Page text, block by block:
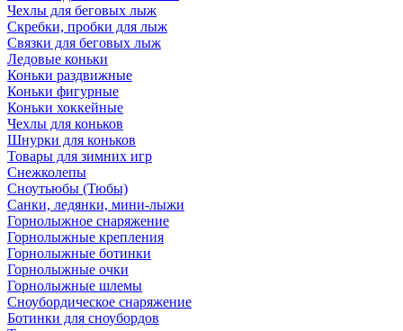
Чехлы для беговых лыж
Скребки, пробки для лыж
Связки для беговых лыж
Ледовые коньки
Коньки раздвижные
Коньки фигурные
Коньки хоккейные
Чехлы для коньков
Шнурки для коньков
Товары для зимних игр
Снежколепы
Сноутьюбы (Тюбы)
Санки, ледянки, мини-лыжи
Горнолыжное снаряжение
Горнолыжные крепления
Горнолыжные ботинки
Горнолыжные очки
Горнолыжные шлемы
Сноубордическое снаряжение
Ботинки для сноубордов